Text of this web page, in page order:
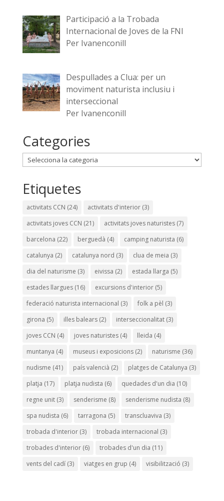
Participació a la Trobada
Internacional de Joves de la FNI
Per Ivanenconill
Despullades a Clua: per un
moviment naturista inclusiu i
interseccional
Per Ivanenconill
Categories
Categories
Etiquetes
activitats CCN (24) activitats d'interior(3)
activitats joves CCN (21) activitats joves naturistes(7)
barcelona (22) berguedà (4) camping naturista (6)
catalunya (2) catalunya nord (3) clua de meia (3)
dia del naturisme (3) eivissa (2) estada llarga (5)
estades llargues(16) excursions d'interior(5)
federació naturista internacional (3) folk a pèl (3)
girona (5) illes balears(2) interseccionalitat(3)
joves CCN (4) joves naturistes(4) lleida (4)
muntanya (4) museus i exposicions(2) naturisme (36)
nudisme (41) país valencià (2) platges de Catalunya (3)
platja (17) platja nudista (6) quedades d'un dia (10)
regne unit(3) senderisme (8) senderisme nudista (8)
spa nudista (6) tarragona (5) transcluaviva (3)
trobada d'interior(3) trobada internacional (3)
trobades d'interior(6) trobades d'un dia (11)
vents del cadí(3) viatges en grup (4) visibilització (3)